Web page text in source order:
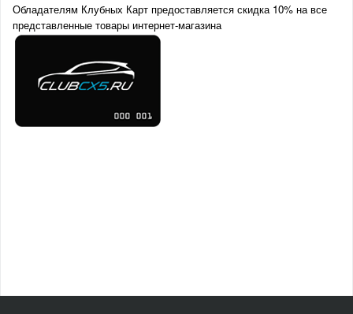
Обладателям Клубных Карт предоставляется скидка 10% на все
представленные товары интернет-магазина